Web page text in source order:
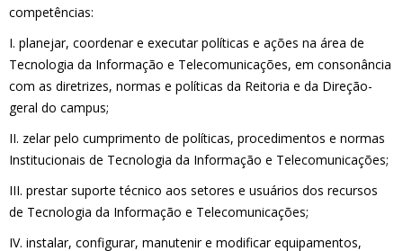
competências:
I. planejar, coordenar e executar políticas e ações na área de
Tecnologia da Informação e Telecomunicações, em consonância
com as diretrizes, normas e políticas da Reitoria e da Direção-
geral do campus;
II. zelar pelo cumprimento de políticas, procedimentos e normas
Institucionais de Tecnologia da Informação e Telecomunicações;
III. prestar suporte técnico aos setores e usuários dos recursos
de Tecnologia da Informação e Telecomunicações;
IV. instalar, configurar, manutenir e modificar equipamentos,